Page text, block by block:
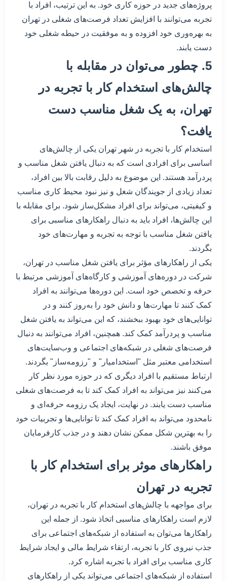
پروژه‌های جدید در حوزه کاری خود. به این ترتیب، افراد با
تجربه می‌توانند با افزایش تعداد فرصت‌های شغلی در تهران
به بهره‌وری خود افزوده و به موفقیت در حیطه شغلی خود
دست یابند.
5. چطور می‌توان در مقابله با
چالش‌های استخدام کار با تجربه در
تهران، به یک شغل مناسب دست
یافت؟
استخدام کار با تجربه در شهر تهران یکی از چالش‌های
اساسی برای افرادی است که به دنبال یافتن شغل مناسب و
پردرآمد هستند. این موضوع به دلیل رقابت بالا بین افراد،
تعداد زیادی از جویندگان شغل و نیز نبود محیط کاری مناسب
و کیفیتی، می‌تواند برای افراد مشکل‌ساز شود. برای مقابله با
این چالش‌ها، افراد باید به دنبال راهکارهای مناسبی برای
یافتن شغل مناسب با توجه به تجربه و مهارت‌های خود
بگردند.
یکی از راهکارهای مؤثر برای یافتن شغل مناسب در تهران،
شرکت در دوره‌های آموزشی و کارگاه‌های آموزشی مرتبط با
حرفه و تخصص خود است. این دوره‌ها می‌توانند به افراد
کمک کنند تا مهارت‌ها و دانش خود را به‌روز کنند و در
توانایی‌های خود بهبود ببخشند، که این می‌تواند به یافتن شغل
مناسب و پردرآمد کمک کند. همچنین، افراد می‌توانند به دنبال
فرصت‌های شغلی در شبکه‌های اجتماعی و وب‌سایت‌های
استخدامی معتبر مثل "استخدامیار" و "رزومه‌ساز" بگردند.
ارتباط مستقیم با افراد دیگری که در حوزه مورد نظر کار
می‌کنند نیز می‌تواند به افراد کمک کند تا به فرصت‌های شغلی
مناسب دست یابند. در نهایت، ایجاد یک رزومه حرفه‌ای و
نامحدود می‌تواند به افراد کمک کند تا توانایی‌ها و تجربیات خود
را به بهترین شکل ممکن نشان دهند و در جذب کارفرمایان
موفق باشند.
راهکارهای موثر برای استخدام کار با
تجربه در تهران
برای مواجهه با چالش‌های استخدام کار با تجربه در تهران،
لازم است راهکارهای مناسبی اتخاذ شود. از جمله این
راهکارها می‌توان به استفاده از شبکه‌های اجتماعی برای
جذب نیروی کار با تجربه، ارتقاء شرایط مالی و ایجاد شرایط
کاری مناسب برای افراد با تجربه اشاره کرد.
استفاده از شبکه‌های اجتماعی می‌تواند یکی از راهکارهای